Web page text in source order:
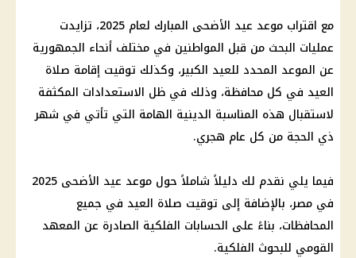
مع اقتراب موعد عيد الأضحى المبارك
لعام 2025، تزايدت
عمليات البحث من قبل المواطنين في مختلف أنحاء الجمهورية
عن الموعد المحدد للعيد الكبير، وكذلك توقيت إقامة صلاة
العيد في كل محافظة، وذلك في ظل الاستعدادات المكثفة
لاستقبال هذه المناسبة الدينية الهامة التي تأتي في شهر
ذي الحجة من كل عام هجري.
فيما يلي نقدم لك دليلاً شاملاً حول
موعد عيد الأضحى 2025
في مصر، بالإضافة إلى توقيت صلاة العيد في جميع
المحافظات، بناءً على الحسابات الفلكية الصادرة عن المعهد
القومي للبحوث الفلكية.